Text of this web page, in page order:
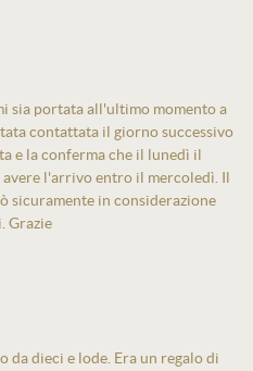
sia portata all'ultimo momento a
contattata il giorno successivo
e la conferma che il lunedì il
l'arrivo entro il mercoledì. Il
sicuramente in considerazione
Grazie
da dieci e lode. Era un regalo di